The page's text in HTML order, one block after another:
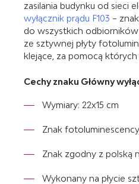
zasilania budynku od sieci
wyłącznik prądu F103 –
do wszystkich odbiorników
ze sztywnej płyty
klejące, za pomocą
Cechy znaku Główny
Wymiary: 22x15 cm
Znak
Znak zgodny z polską
Wykonany na płycie